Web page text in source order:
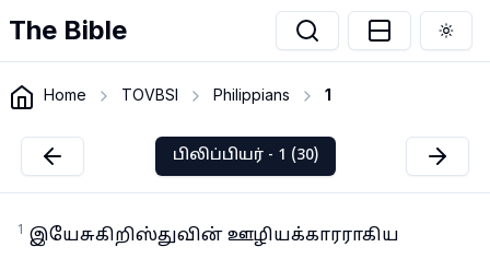
The Bible
Home TOVBSI Philippians 1
பிலிப்பியர் - 1 (30)
1 இயேசுகிறிஸ்துவின் ஊழியக்காரராகிய